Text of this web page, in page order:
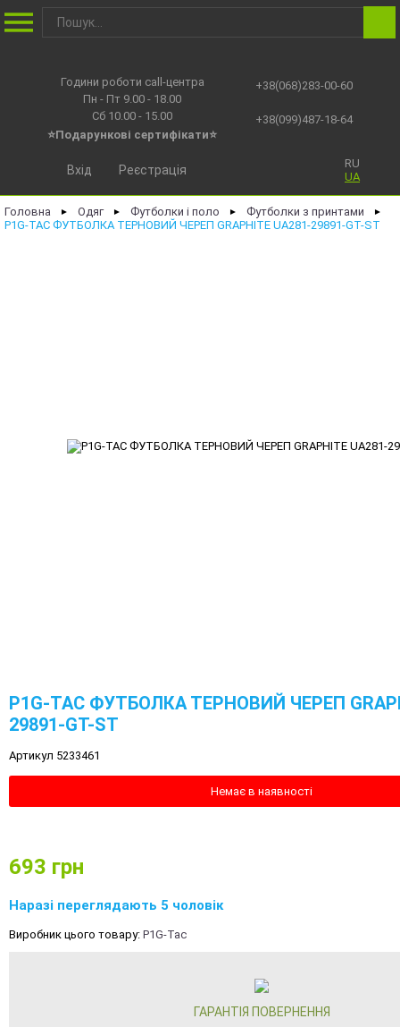
Години роботи call-центра
Пн - Пт 9.00 - 18.00
Сб 10.00 - 15.00
⭐Подарункові сертифікати⭐
+38(068)283-00-60
+38(099)487-18-64
RU
UA
Вхід Реєстрація
Головна ► Одяг ► Футболки і поло ► Футболки з принтами ►
P1G-TAC ФУТБОЛКА ТЕРНОВИЙ ЧЕРЕП GRAPHITE UA281-29891-GT-ST
P1G-TAC ФУТБОЛКА ТЕРНОВИЙ ЧЕРЕП
29891-GT-ST
Артикул 5233461
Немає в наявності
693 грн
Наразі переглядають 5 чоловік
Виробник цього товару: P1G-Tac
ГАРАНТІЯ ПОВЕРНЕННЯ